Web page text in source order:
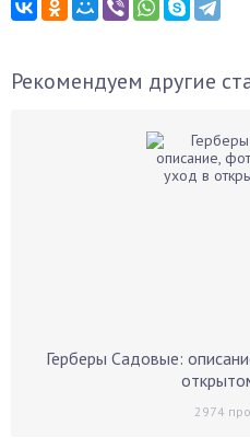
Рекомендуем другие
Герберы Садовые:
2974